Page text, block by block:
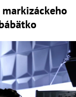
markizáckeho